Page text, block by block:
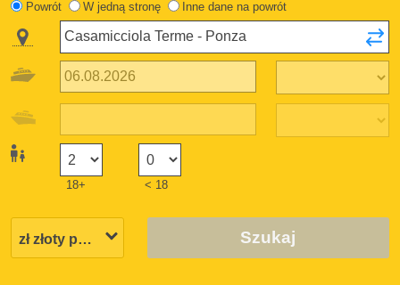
Powrót W jedną stronę Inne dane na powrót
18+ < 18
Szukaj